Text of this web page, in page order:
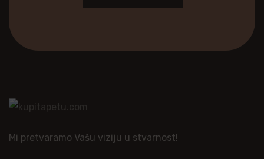
Mi pretvaramo Vašu viziju u stvarnost!